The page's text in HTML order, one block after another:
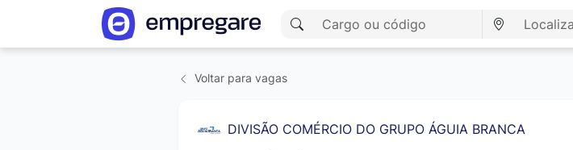
Voltar para vagas
DIVISÃO COMÉRCIO DO GRUPO ÁGUIA BRANCA